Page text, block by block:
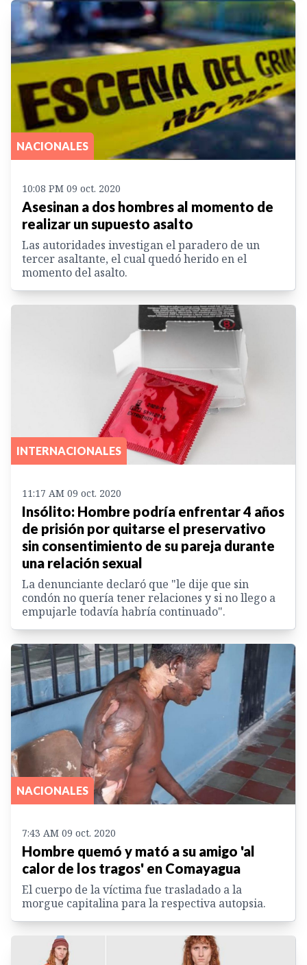
NACIONALES
10:08 PM 09 oct. 2020
Asesinan a dos hombres al momento de
realizar un supuesto asalto
Las autoridades investigan el paradero de un
tercer asaltante, el cual quedó herido en el
momento del asalto.
INTERNACIONALES
11:17 AM 09 oct. 2020
Insólito: Hombre podría enfrentar 4 años
de prisión por quitarse el preservativo
sin consentimiento de su pareja durante
una relación sexual
La denunciante declaró que "le dije que sin
condón no quería tener relaciones y si no llego a
empujarle todavía habría continuado".
NACIONALES
7:43 AM 09 oct. 2020
Hombre quemó y mató a su amigo 'al
calor de los tragos' en Comayagua
El cuerpo de la víctima fue trasladado a la
morgue capitalina para la respectiva autopsia.